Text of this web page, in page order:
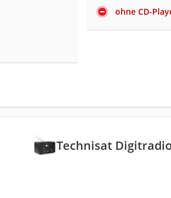
ohne CD-
Technisat